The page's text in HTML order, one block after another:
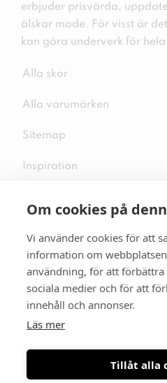
Om cookies på
Vi använder cookies för att
information om
användning, för att
sociala medier och för att
innehåll och annonser.
Läs mer
Tillåt alla
erbjuder prisvärda,
älskar mode. För visst är
kan göra underverk för
Alla skor
Alla varumärken
Sitemap
Inspiration
Följ oss på sociala medier
Se mer skor: skopunkten.se